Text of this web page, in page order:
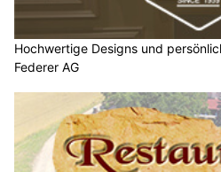
Hochwertige Designs und
Federer AG